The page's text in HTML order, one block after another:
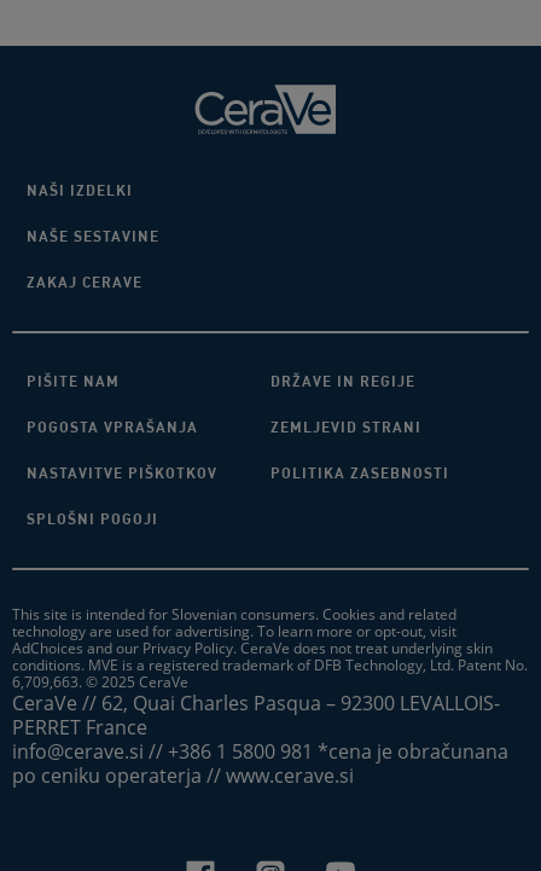
NAŠI IZDELKI
NAŠE SESTAVINE
ZAKAJ CERAVE
PIŠITE NAM DRŽAVE IN REGIJE
POGOSTA VPRAŠANJA ZEMLJEVID STRANI
NASTAVITVE PIŠKOTKOV POLITIKA ZASEBNOSTI
SPLOŠNI POGOJI
This site is intended for Slovenian consumers. Cookies and related
technology are used for advertising. To learn more or opt-out, visit
AdChoices and our Privacy Policy. CeraVe does not treat underlying skin
conditions. MVE is a registered trademark of DFB Technology, Ltd. Patent No.
6,709,663. © 2025 CeraVe
CeraVe // 62, Quai Charles Pasqua – 92300 LEVALLOIS-
PERRET France
info@cerave.si // +386 1 5800 981 *cena je obračunana
po ceniku operaterja // www.cerave.si